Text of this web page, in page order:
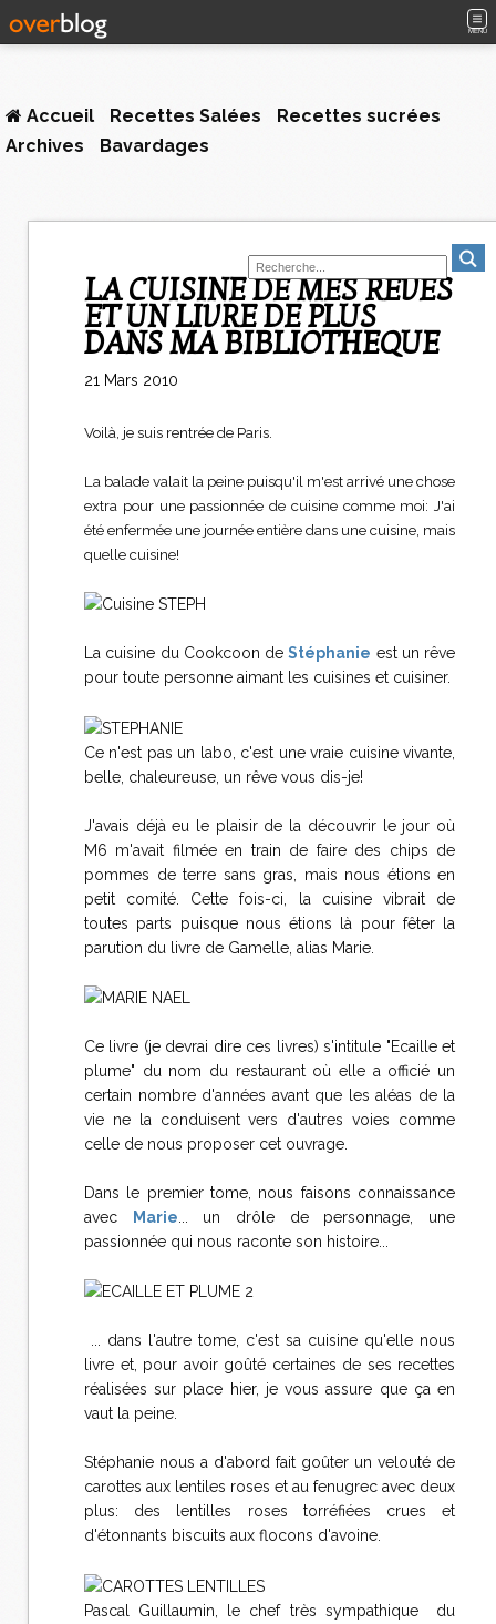
MENU
Accueil Recettes Salées
Recettes sucrées
Archives
Bavardages
LA CUISINE DE MES RÊVES
ET UN LIVRE DE PLUS
DANS MA BIBLIOTHEQUE
21 Mars 2010
Voilà, je suis rentrée de Paris.
La balade valait la peine puisqu'il m'est arrivé une chose
extra pour une passionnée de cuisine comme moi: J'ai
été enfermée une journée entière dans une cuisine, mais
quelle cuisine!
La cuisine du Cookcoon deStéphanie est un rêve
pour toute personne aimant les cuisines et cuisiner.
Ce n'est pas un labo, c'est une vraie cuisine vivante,
belle, chaleureuse, un rêve vous dis-je!
J'avais déjà eu le plaisir de la découvrir le jour où
M6 m'avait filmée en train de faire des chips de
pommes de terre sans gras, mais nous étions en
petit comité. Cette fois-ci, la cuisine vibrait de
toutes parts puisque nous étions là pour fêter la
parution du livre de Gamelle, alias Marie.
Ce livre (je devrai dire ces livres) s'intitule "Ecaille et
plume" du nom du restaurant où elle a officié un
certain nombre d'années avant que les aléas de la
vie ne la conduisent vers d'autres voies comme
celle de nous proposer cet ouvrage.
Dans le premier tome, nous faisons connaissance
avec
Marie ... un drôle de personnage, une
passionnée qui nous raconte son histoire...
... dans l'autre tome, c'est sa cuisine qu'elle nous
livre et, pour avoir goûté certaines de ses recettes
réalisées sur place hier, je vous assure que ça en
vaut la peine.
Stéphanie nous a d'abord fait goûter un velouté de
carottes aux lentiles roses et au fenugrec avec deux
plus: des lentilles roses torréfiées crues et
d'étonnants biscuits aux flocons d'avoine.
Pascal Guillaumin, le chef très sympathique du